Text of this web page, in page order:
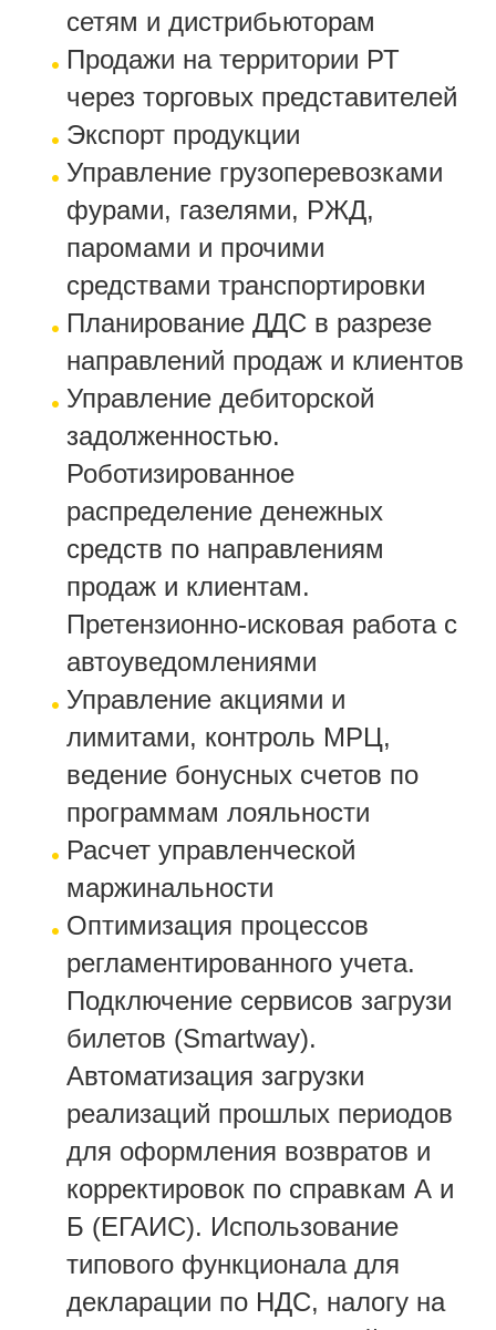
сетям и дистрибьюторам
Продажи на территории РТ
через торговых представителей
Экспорт продукции
Управление грузоперевозками
фурами, газелями, РЖД,
паромами и прочими
средствами транспортировки
Планирование ДДС в разрезе
направлений продаж и клиентов
Управление дебиторской
задолженностью.
Роботизированное
распределение денежных
средств по направлениям
продаж и клиентам.
Претензионно-исковая работа с
автоуведомлениями
Управление акциями и
лимитами, контроль МРЦ,
ведение бонусных счетов по
программам лояльности
Расчет управленческой
маржинальности
Оптимизация процессов
регламентированного учета.
Подключение сервисов загрузи
билетов (Smartway).
Автоматизация загрузки
реализаций прошлых периодов
для оформления возвратов и
корректировок по справкам А и
Б (ЕГАИС). Использование
типового функционала для
декларации по НДС, налогу на